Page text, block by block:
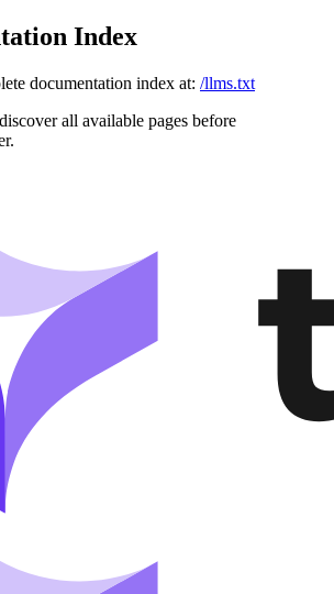
Index
documentation index at: /llms.txt
all available pages before